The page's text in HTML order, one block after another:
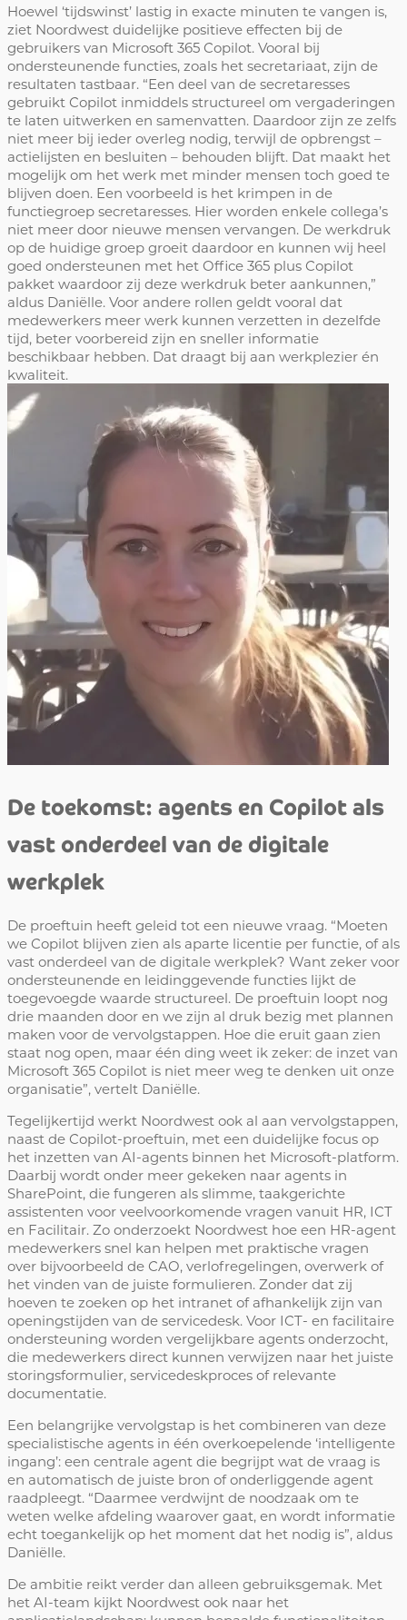
Hoewel ‘tijdswinst’ lastig in exacte minuten te vangen is,
ziet Noordwest duidelijke positieve effecten bij de
gebruikers van Microsoft 365 Copilot. Vooral bij
ondersteunende functies, zoals het secretariaat, zijn de
resultaten tastbaar. “Een deel van de secretaresses
gebruikt Copilot inmiddels structureel om vergaderingen
te laten uitwerken en samenvatten. Daardoor zijn ze zelfs
niet meer bij ieder overleg nodig, terwijl de opbrengst –
actielijsten en besluiten – behouden blijft. Dat maakt het
mogelijk om het werk met minder mensen toch goed te
blijven doen. Een voorbeeld is het krimpen in de
functiegroep secretaresses. Hier worden enkele collega’s
niet meer door nieuwe mensen vervangen. De werkdruk
op de huidige groep groeit daardoor en kunnen wij heel
goed ondersteunen met het Office 365 plus Copilot
pakket waardoor zij deze werkdruk beter aankunnen,”
aldus Daniëlle. Voor andere rollen geldt vooral dat
medewerkers meer werk kunnen verzetten in dezelfde
tijd, beter voorbereid zijn en sneller informatie
beschikbaar hebben. Dat draagt bij aan werkplezier én
kwaliteit.
De toekomst: agents en Copilot als
vast onderdeel van de digitale
werkplek
De proeftuin heeft geleid tot een nieuwe vraag. “Moeten
we Copilot blijven zien als aparte licentie per functie, of als
vast onderdeel van de digitale werkplek? Want zeker voor
ondersteunende en leidinggevende functies lijkt de
toegevoegde waarde structureel. De proeftuin loopt nog
drie maanden door en we zijn al druk bezig met plannen
maken voor de vervolgstappen. Hoe die eruit gaan zien
staat nog open, maar één ding weet ik zeker: de inzet van
Microsoft 365 Copilot is niet meer weg te denken uit onze
organisatie”, vertelt Daniëlle.
Tegelijkertijd werkt Noordwest ook al aan vervolgstappen,
naast de Copilot-proeftuin, met een duidelijke focus op
het inzetten van AI-agents binnen het Microsoft-platform.
Daarbij wordt onder meer gekeken naar agents in
SharePoint, die fungeren als slimme, taakgerichte
assistenten voor veelvoorkomende vragen vanuit HR, ICT
en Facilitair. Zo onderzoekt Noordwest hoe een HR-agent
medewerkers snel kan helpen met praktische vragen
over bijvoorbeeld de CAO, verlofregelingen, overwerk of
het vinden van de juiste formulieren. Zonder dat zij
hoeven te zoeken op het intranet of afhankelijk zijn van
openingstijden van de servicedesk. Voor ICT- en facilitaire
ondersteuning worden vergelijkbare agents onderzocht,
die medewerkers direct kunnen verwijzen naar het juiste
storingsformulier, servicedeskproces of relevante
documentatie.
Een belangrijke vervolgstap is het combineren van deze
specialistische agents in één overkoepelende ‘intelligente
ingang’: een centrale agent die begrijpt wat de vraag is
en automatisch de juiste bron of onderliggende agent
raadpleegt. “Daarmee verdwijnt de noodzaak om te
weten welke afdeling waarover gaat, en wordt informatie
echt toegankelijk op het moment dat het nodig is”, aldus
Daniëlle.
De ambitie reikt verder dan alleen gebruiksgemak. Met
het AI-team kijkt Noordwest ook naar het